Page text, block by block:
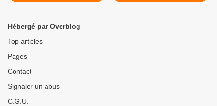
Hébergé par Overblog
Top articles
Pages
Contact
Signaler un abus
C.G.U.